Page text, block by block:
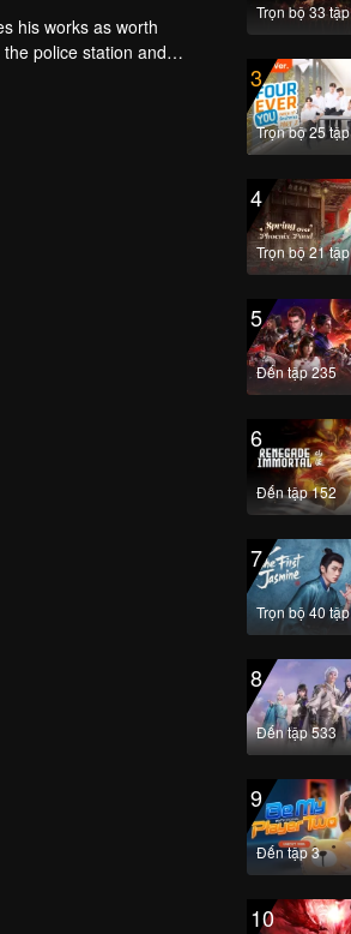
his works as worth
police station and
to him. And as if that
situation?
Trọn bộ 33 tập
3
Trọn bộ 25 tập
4
Trọn bộ 21 tập
5
Đến tập 235
6
Đến tập 152
7
Trọn bộ 40 tập
8
Đến tập 533
9
Đến tập 3
10